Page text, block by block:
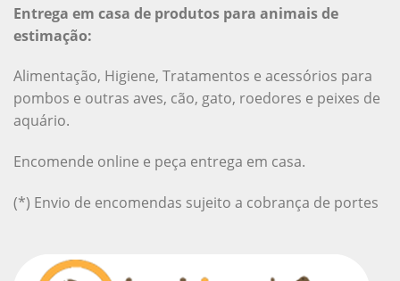
Entrega em casa de produtos para animais de
estimação:
Alimentação, Higiene, Tratamentos e acessórios para
pombos e outras aves, cão, gato, roedores e peixes de
aquário.
Encomende online e peça entrega em casa.
(*) Envio de encomendas sujeito a cobrança de portes